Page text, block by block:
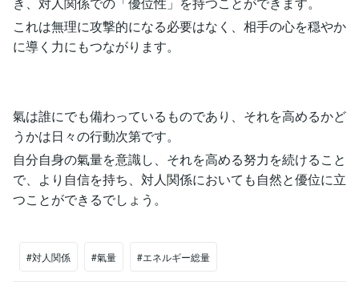
これは無理に攻撃的になる必要はなく、相手の心を穏やか
に導く力にもつながります。
氣は誰にでも備わっているものであり、それを高めるかど
うかは日々の行動次第です。
自分自身の氣量を意識し、それを高める努力を続けること
で、より自信を持ち、対人関係においても自然と優位に立
つことができるでしょう。
#対人関係 #氣量 #エネルギー総量